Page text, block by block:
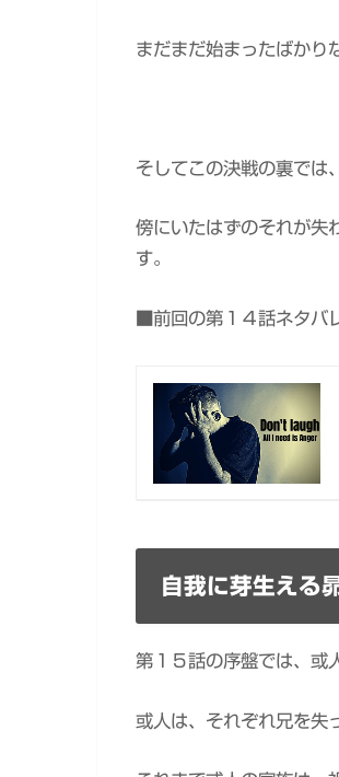
まだまだ始まったばかり
そしてこの決戦の裏では
傍にいたはずのそれが失
す。
■前回の第１４話ネタバ
自我に芽生える
第１５話の序盤では、或
或人は、それぞれ兄を失